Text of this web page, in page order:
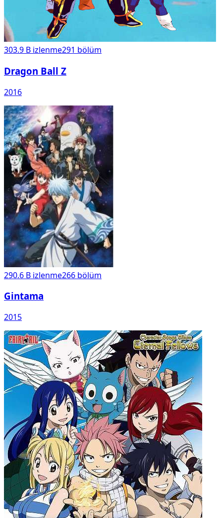
303.9 B izlenme291 bölüm
Dragon Ball Z
2016
290.6 B izlenme266 bölüm
Gintama
2015